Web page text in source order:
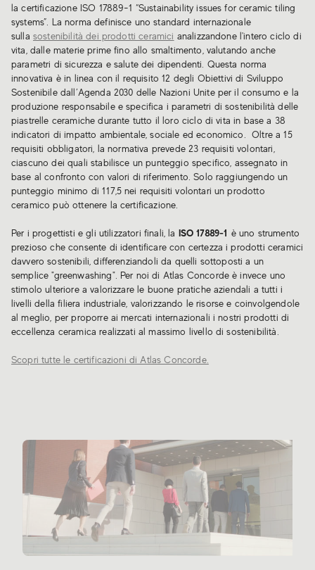
la certificazione ISO 17889-1 “Sustainability issues for ceramic tiling
systems”. La norma definisce uno standard internazionale
sulla sostenibilità dei prodotti ceramici analizzandone l'intero ciclo di
vita, dalle materie prime fino allo smaltimento, valutando anche
parametri di sicurezza e salute dei dipendenti. Questa norma
innovativa è in linea con il requisito 12 degli Obiettivi di Sviluppo
Sostenibile dall’Agenda 2030 delle Nazioni Unite per il consumo e la
produzione responsabile e specifica i parametri di sostenibilità delle
piastrelle ceramiche durante tutto il loro ciclo di vita in base a 38
indicatori di impatto ambientale, sociale ed economico. Oltre a 15
requisiti obbligatori, la normativa prevede 23 requisiti volontari,
ciascuno dei quali stabilisce un punteggio specifico, assegnato in
base al confronto con valori di riferimento. Solo raggiungendo un
punteggio minimo di 117,5 nei requisiti volontari un prodotto
ceramico può ottenere la certificazione.
Per i progettisti e gli utilizzatori finali, la ISO 17889-1 è uno strumento
prezioso che consente di identificare con certezza i prodotti ceramici
davvero sostenibili, differenziandoli da quelli sottoposti a un
semplice "greenwashing". Per noi di Atlas Concorde è invece uno
stimolo ulteriore a valorizzare le buone pratiche aziendali a tutti i
livelli della filiera industriale, valorizzando le risorse e coinvolgendole
al meglio, per proporre ai mercati internazionali i nostri prodotti di
eccellenza ceramica realizzati al massimo livello di sostenibilità.
Scopri tutte le certificazioni di Atlas Concorde.